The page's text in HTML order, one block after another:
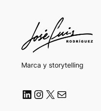
Marca y storytelling
LinkedIn Instagram X Correo electrónico